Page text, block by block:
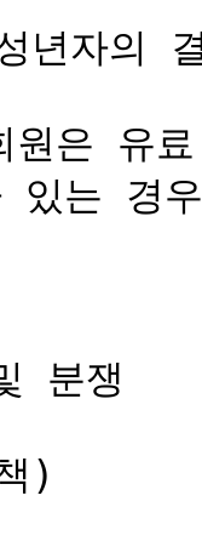
년자의
원은 유
있는 경
분쟁
)